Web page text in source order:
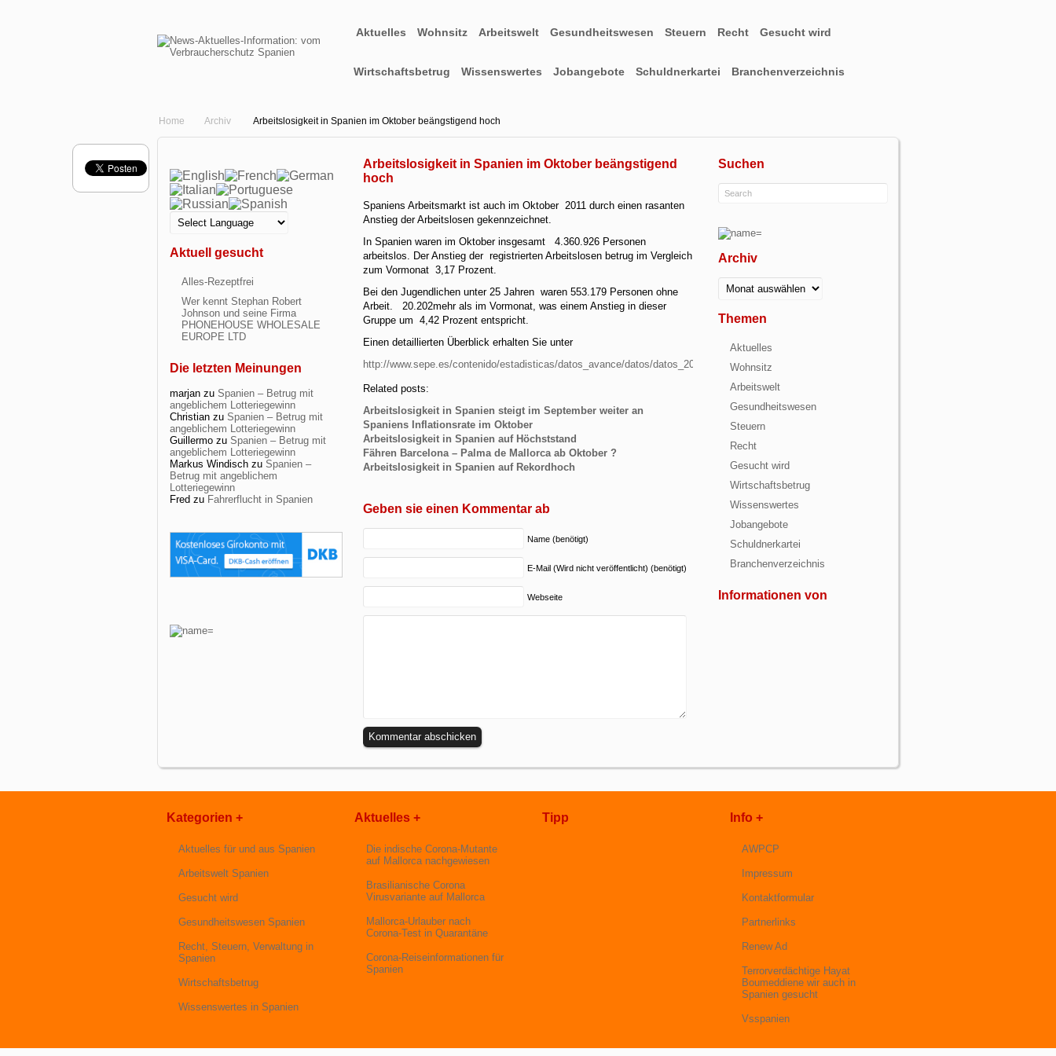
Aktuelles Wohnsitz Arbeitswelt Gesundheitswesen Steuern Recht Gesucht wird
Wirtschaftsbetrug Wissenswertes Jobangebote Schuldnerkartei Branchenverzeichnis
Home Archiv Arbeitslosigkeit in Spanien im Oktober beängstigend hoch
Aktuell gesucht
Alles-Rezeptfrei
Wer kennt Stephan Robert
Johnson und seine Firma
PHONEHOUSE WHOLESALE
EUROPE LTD
Die letzten Meinungen
marjan zu Spanien – Betrug mit
angeblichem Lotteriegewinn
Christian zu Spanien – Betrug mit
angeblichem Lotteriegewinn
Guillermo zu Spanien – Betrug mit
angeblichem Lotteriegewinn
Markus Windisch zu Spanien –
Betrug mit angeblichem
Lotteriegewinn
Fred zu Fahrerflucht in Spanien
Suchen
Archiv
Archiv
Themen
Aktuelles
Wohnsitz
Arbeitswelt
Gesundheitswesen
Steuern
Recht
Gesucht wird
Wirtschaftsbetrug
Wissenswertes
Jobangebote
Schuldnerkartei
Branchenverzeichnis
Informationen von
Arbeitslosigkeit in Spanien im Oktober beängstigend
hoch
Spaniens Arbeitsmarkt ist auch im Oktober 2011 durch einen rasanten
Anstieg der Arbeitslosen gekennzeichnet.
In Spanien waren im Oktober insgesamt 4.360.926 Personen
arbeitslos. Der Anstieg der registrierten Arbeitslosen betrug im Vergleich
zum Vormonat 3,17 Prozent.
Bei den Jugendlichen unter 25 Jahren waren 553.179 Personen ohne
Arbeit. 20.202mehr als im Vormonat, was einem Anstieg in dieser
Gruppe um 4,42 Prozent entspricht.
Einen detaillierten Überblick erhalten Sie unter
http://www.sepe.es/contenido/estadisticas/datos_avance/datos/datos_2011/AV_SISPE_1110.pdf
Related posts:
Arbeitslosigkeit in Spanien steigt im September weiter an
Spaniens Inflationsrate im Oktober
Arbeitslosigkeit in Spanien auf Höchststand
Fähren Barcelona – Palma de Mallorca ab Oktober ?
Arbeitslosigkeit in Spanien auf Rekordhoch
Geben sie einen Kommentar ab
Name (benötigt)
E-Mail (Wird nicht veröffentlicht) (benötigt)
Webseite
Kategorien +
Aktuelles für und aus Spanien
Arbeitswelt Spanien
Gesucht wird
Gesundheitswesen Spanien
Recht, Steuern, Verwaltung in
Spanien
Wirtschaftsbetrug
Wissenswertes in Spanien
Aktuelles +
Die indische Corona-Mutante
auf Mallorca nachgewiesen
Brasilianische Corona
Virusvariante auf Mallorca
Mallorca-Urlauber nach
Corona-Test in Quarantäne
Corona-Reiseinformationen für
Spanien
Tipp Info +
AWPCP
Impressum
Kontaktformular
Partnerlinks
Renew Ad
Terrorverdächtige Hayat
Boumeddiene wir auch in
Spanien gesucht
Vsspanien